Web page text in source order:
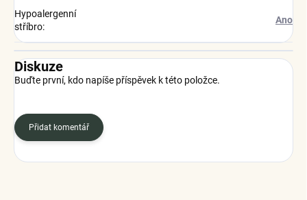
Hypoalergenní
stříbro:
Ano
Diskuze
Buďte první, kdo napíše příspěvek k této položce.
Přidat komentář